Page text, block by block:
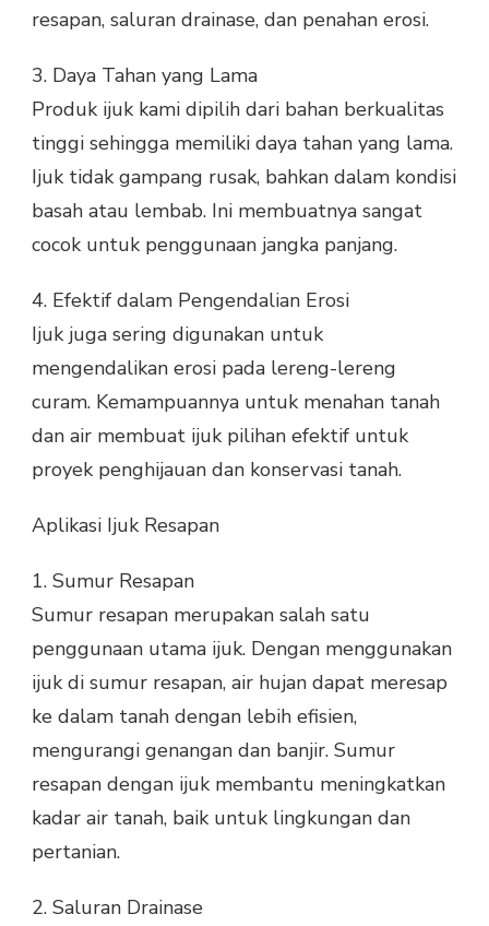
resapan, saluran drainase, dan penahan erosi.
3. Daya Tahan yang Lama
Produk ijuk kami dipilih dari bahan berkualitas
tinggi sehingga memiliki daya tahan yang lama.
Ijuk tidak gampang rusak, bahkan dalam kondisi
basah atau lembab. Ini membuatnya sangat
cocok untuk penggunaan jangka panjang.
4. Efektif dalam Pengendalian Erosi
Ijuk juga sering digunakan untuk
mengendalikan erosi pada lereng-lereng
curam. Kemampuannya untuk menahan tanah
dan air membuat ijuk pilihan efektif untuk
proyek penghijauan dan konservasi tanah.
Aplikasi Ijuk Resapan
1. Sumur Resapan
Sumur resapan merupakan salah satu
penggunaan utama ijuk. Dengan menggunakan
ijuk di sumur resapan, air hujan dapat meresap
ke dalam tanah dengan lebih efisien,
mengurangi genangan dan banjir. Sumur
resapan dengan ijuk membantu meningkatkan
kadar air tanah, baik untuk lingkungan dan
pertanian.
2. Saluran Drainase